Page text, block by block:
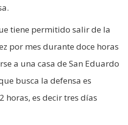
tiene permitido salir de la
por mes durante doce horas
a una casa de San Eduardo
busca la defensa es
horas, es decir tres días